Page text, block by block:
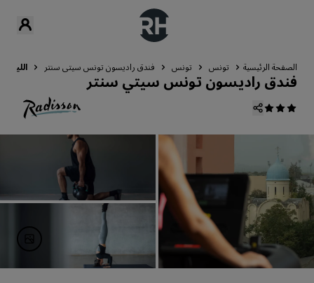
الصفحة الرئيسية تونس تونس فندق راديسون تونس سيتي سنتر اللياقة
فندق راديسون تونس سيتي سنتر